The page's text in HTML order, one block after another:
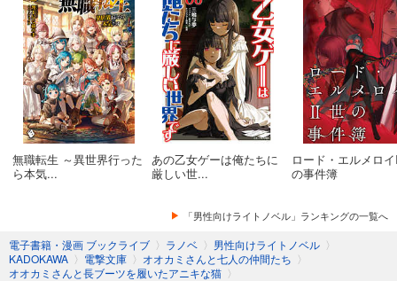
オオカミさんとハッピーエンドのあとのおはなし
無職転生 ～異世界行った
ら本気...
あの乙女ゲーは俺たちに
厳しい世...
ロード・エルメロ
の事件簿
「男性向けライトノベル」ランキングの一覧へ
電子書籍・漫画 ブックライブ 〉 ラノベ 〉 男性向けライトノベル 〉
KADOKAWA 〉 電撃文庫 〉 オオカミさんと七人の仲間たち 〉
オオカミさんと長ブーツを履いたアニキな猫 〉